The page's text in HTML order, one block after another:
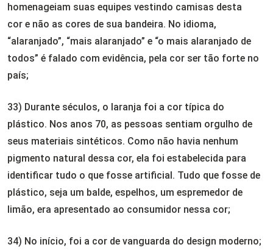
homenageiam suas equipes vestindo camisas desta
cor e não as cores de sua bandeira. No idioma,
“alaranjado”, “mais alaranjado” e “o mais alaranjado de
todos” é falado com evidência, pela cor ser tão forte no
país;
33) Durante séculos, o laranja foi a cor típica do
plástico. Nos anos 70, as pessoas sentiam orgulho de
seus materiais sintéticos. Como não havia nenhum
pigmento natural dessa cor, ela foi estabelecida para
identificar tudo o que fosse artificial. Tudo que fosse de
plástico, seja um balde, espelhos, um espremedor de
limão, era apresentado ao consumidor nessa cor;
34) No início, foi a cor de vanguarda do design moderno;